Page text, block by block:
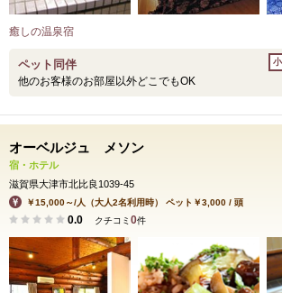
癒しの温泉宿
ペット同伴
他のお客様のお部屋以外どこでもOK
オーベルジュ メソン
宿・ホテル
滋賀県大津市北比良1039-45
￥15,000～/人（大人2名利用時） ペット￥3,000 / 頭
0.0 クチコミ 0件